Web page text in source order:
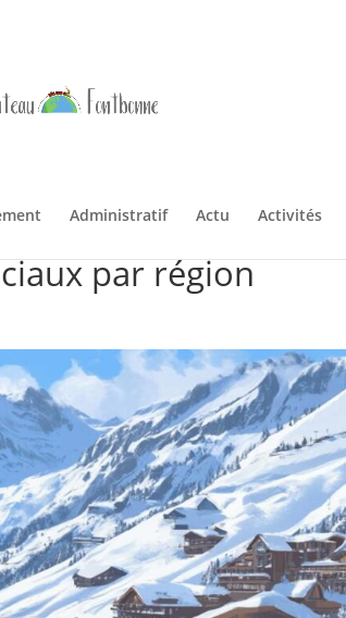
Administratif Actu Activités
les stations de
par région